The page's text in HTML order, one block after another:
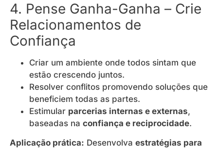
4. Pense Ganha-Ganha – Crie
Relacionamentos de
Confiança
Criar um ambiente onde todos sintam que
estão crescendo juntos.
Resolver conflitos promovendo soluções que
beneficiem todas as partes.
Estimular parcerias internas e externas,
baseadas na confiança e reciprocidade.
Aplicação prática: Desenvolva estratégias para